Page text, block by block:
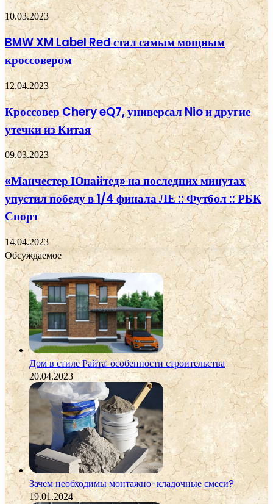
10.03.2023
BMW XM Label Red стал самым мощным
кроссовером
12.04.2023
Кроссовер Chery eQ7, универсал Nio и другие
утечки из Китая
09.03.2023
«Манчестер Юнайтед» на последних минутах
упустил победу в 1/4 финала ЛЕ :: Футбол :: РБК
Спорт
14.04.2023
Обсуждаемое
Дом в стиле Райта: особенности строительства
20.04.2023
Зачем необходимы монтажно-кладочные смеси?
19.01.2024